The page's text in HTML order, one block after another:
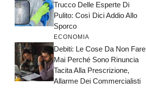
Trucco Delle Esperte Di
Pulito: Così Dici Addio Allo
Sporco
ECONOMIA
Debiti: Le Cose Da Non Fare
Mai Perché Sono Rinuncia
Tacita Alla Prescrizione,
Allarme Dei Commercialisti